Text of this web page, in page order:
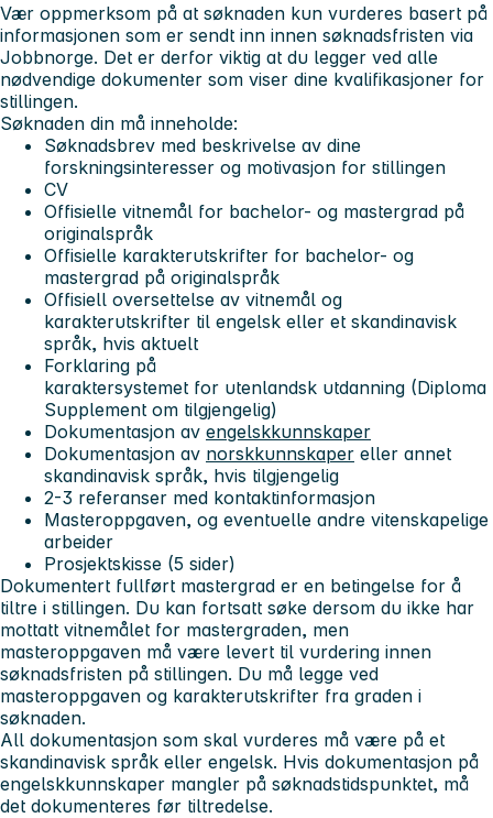
Vær oppmerksom på at søknaden kun vurderes basert på
informasjonen som er sendt inn innen søknadsfristen via
Jobbnorge. Det er derfor viktig at du legger ved alle
nødvendige dokumenter som viser dine kvalifikasjoner for
stillingen.
Søknaden din må inneholde:
Søknadsbrev med beskrivelse av dine
forskningsinteresser og motivasjon for stillingen
CV
Offisielle vitnemål for bachelor- og mastergrad på
originalspråk
Offisielle karakterutskrifter for bachelor- og
mastergrad på originalspråk
Offisiell oversettelse av vitnemål og
karakterutskrifter til engelsk eller et skandinavisk
språk, hvis aktuelt
Forklaring på
karaktersystemet for utenlandsk utdanning (Diploma
Supplement om tilgjengelig)
Dokumentasjon av engelskkunnskaper
Dokumentasjon av norskkunnskaper eller annet
skandinavisk språk, hvis tilgjengelig
2-3 referanser med kontaktinformasjon
Masteroppgaven, og eventuelle andre vitenskapelige
arbeider
Prosjektskisse (5 sider)
Dokumentert fullført mastergrad er en betingelse for å
tiltre i stillingen. Du kan fortsatt søke dersom du ikke har
mottatt vitnemålet for mastergraden, men
masteroppgaven må være levert til vurdering innen
søknadsfristen på stillingen. Du må legge ved
masteroppgaven og karakterutskrifter fra graden i
søknaden.
All dokumentasjon som skal vurderes må være på et
skandinavisk språk eller engelsk. Hvis dokumentasjon på
engelskkunnskaper mangler på søknadstidspunktet, må
det dokumenteres før tiltredelse.